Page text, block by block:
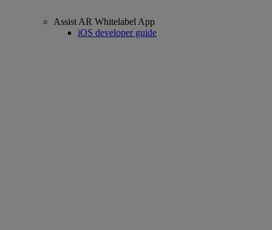
Assist AR Whitelabel App
iOS developer guide